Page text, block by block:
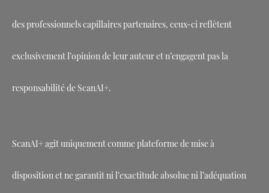
des professionnels capillaires partenaires, ceux-ci reflètent
exclusivement l’opinion de leur auteur et n’engagent pas la
responsabilité de ScanAI+.
ScanAI+ agit uniquement comme plateforme de mise à
disposition et ne garantit ni l’exactitude absolue ni l’adéquation